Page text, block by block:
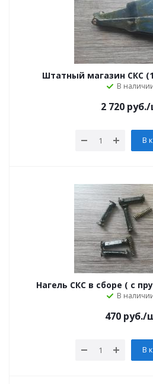
Штатный магазин СКС
В
2 720 руб./
В
Нагель СКС в сборе ( с
В
470руб./
В